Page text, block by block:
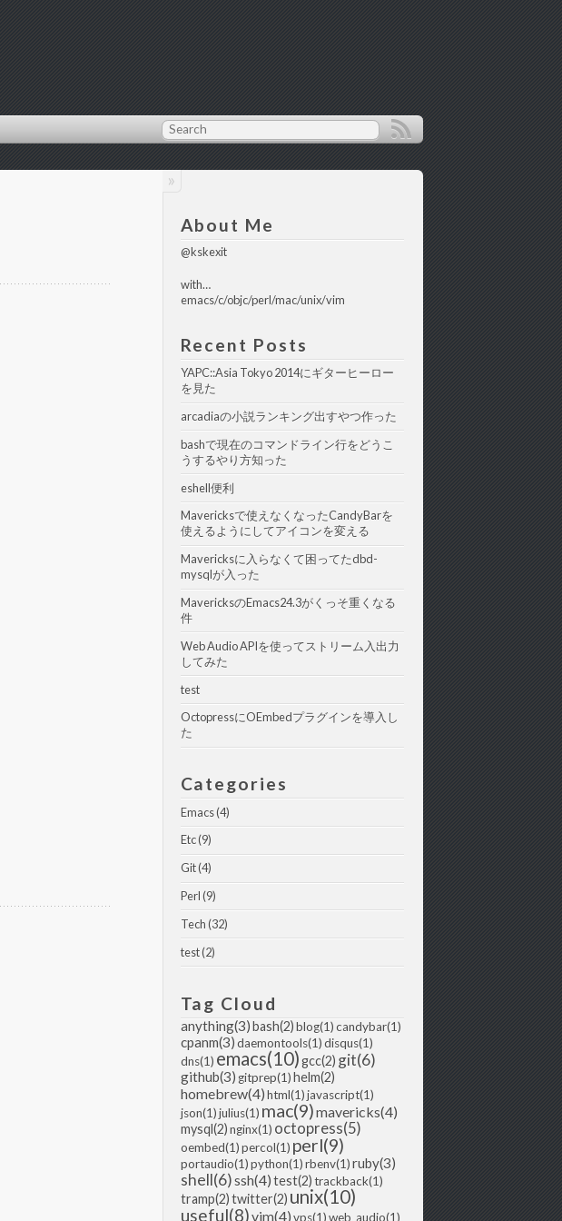
About Me
@kskexit
with…
emacs/c/objc/perl/mac/unix/vim
Recent Posts
YAPC::Asia Tokyo 2014にギターヒーロー
を見た
arcadiaの小説ランキング出すやつ作った
bashで現在のコマンドライン行をどうこ
うするやり方知った
eshell便利
Mavericksで使えなくなったCandyBarを
使えるようにしてアイコンを変える
Mavericksに入らなくて困ってたdbd-
mysqlが入った
MavericksのEmacs24.3がくっそ重くなる
件
Web Audio APIを使ってストリーム入出力
してみた
test
OctopressにOEmbedプラグインを導入し
た
Categories
Emacs (4)
Etc (9)
Git (4)
Perl (9)
Tech (32)
test (2)
Tag Cloud
anything(3)bash(2)blog(1)candybar(1)
cpanm(3)daemontools(1)disqus(1)
dns(1) emacs(10)gcc(2) git(6)
github(3) gitprep(1)helm(2)
homebrew(4)html(1)javascript(1)
json(1)julius(1) mac(9)mavericks(4)
mysql(2)nginx(1) octopress(5)
oembed(1)percol(1) perl(9)
portaudio(1)python(1)rbenv(1)ruby(3)
shell(6)ssh(4)test(2)trackback(1)
tramp(2)twitter(2) unix(10)
useful(8)vim(4)vps(1)web_audio(1)